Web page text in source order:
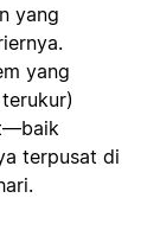
yang
yang
terpusat di